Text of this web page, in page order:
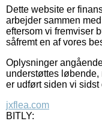
Dette website er
arbejder sammen
eftersom vi fremviser
såfremt en af vores
Oplysninger
understøttes løbende,
er udført siden vi sidst
jxflea.com
BITLY: